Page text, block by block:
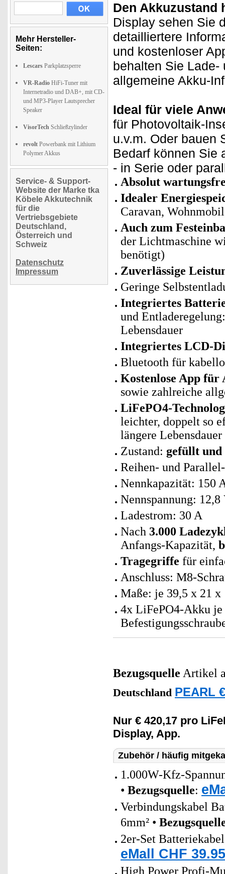
Mehr Hersteller-
Seiten:
Lescars Parkplatzsperre
VR-Radio HiFi-Tuner mit
Internetradio und DAB+, mit CD-
und MP3-Player Lautsprecher
Speaker
VisorTech Schließzylinder
revolt Powerbank mit Lithium
Polymer Akkus
Service- & Support-
Website der Marke tka
Köbele Akkutechnik
für die
Vertriebsgebiete
Deutschland,
Österreich und
Schweiz
Datenschutz
Impressum
Den Akkuzustand
Display sehen Sie
detailliertere
und kostenloser
behalten Sie
allgemeine Akku-
Ideal für viele
für Photovoltaik-
u.v.m. Oder bauen
Bedarf können Sie
- in Serie oder
Absolut
Idealer
Caravan,
Auch zum
der Lichtmaschine
benötigt)
Zuverlässige
Geringe
Integriertes
und
Lebensdauer
Integriertes LCD-
Bluetooth für
Kostenlose App
sowie zahlreiche
LiFePO4-
leichter, doppelt so
längere
Zustand: gefüllt und
Reihen- und
Nennkapazität: 150
Nennspannung: 12,8
Ladestrom: 30 A
Nach 3.000
Anfangs-Kapazität,
Tragegriffe für
Anschluss: M8-
Maße: je 39,5 x 21
4x LiFePO4-Akku
Bezugsquelle Artikel
Deutschland PEARL
Nur € 420,17 pro
Display, App.
Zubehör / häufig
1.000W-Kfz-
• Bezugsquelle:
Verbindungskabel
6mm² •
2er-Set
eMall CHF
High Power Profi-